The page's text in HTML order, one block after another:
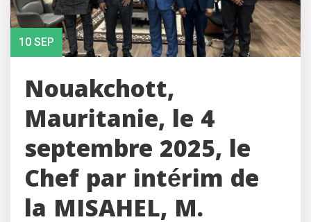
10 SEP
Nouakchott,
Mauritanie, le 4
septembre 2025, le
Chef par intérim de
la MISAHEL, M.